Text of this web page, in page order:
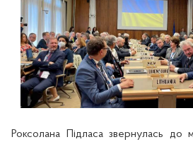
Роксолана Підласа звернулась до